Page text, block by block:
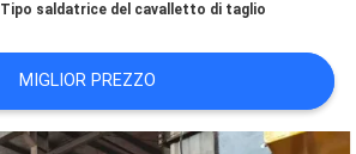
Tipo saldatrice del cavalletto di taglio
MIGLIOR PREZZO